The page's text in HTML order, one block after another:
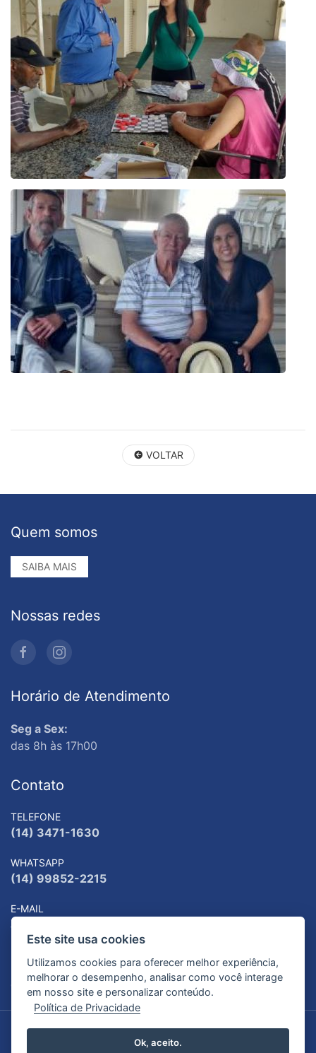
VOLTAR
Quem somos
SAIBA MAIS
Nossas redes
Horário de Atendimento
Seg a Sex:
das 8h às 17h00
Contato
TELEFONE
(14) 3471-1630
WHATSAPP
(14) 99852-2215
E-MAIL
atendimento@patrulhajuvenilgarca.org.br
Rua Baden Powel, 451 - Bairro Williams, Garça, SP,
17402-066, Brasil
Este site usa cookies
Utilizamos cookies para oferecer melhor experiência,
melhorar o desempenho, analisar como você interage
em nosso site e personalizar conteúdo.
Política de Privacidade
Ok, aceito.